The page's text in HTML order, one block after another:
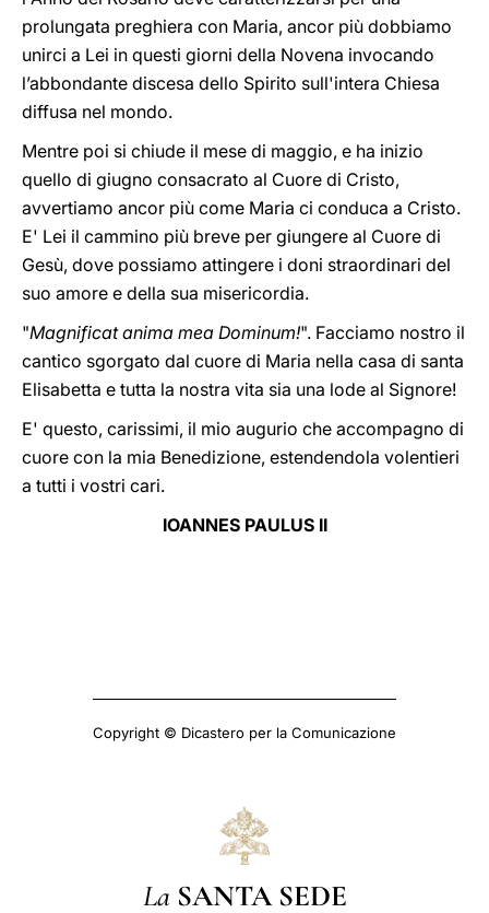
prolungata preghiera con Maria, ancor più dobbiamo
unirci a Lei in questi giorni della Novena invocando
l’abbondante discesa dello Spirito sull'intera Chiesa
diffusa nel mondo.
Mentre poi si chiude il mese di maggio, e ha inizio
quello di giugno consacrato al Cuore di Cristo,
avvertiamo ancor più come Maria ci conduca a Cristo.
E' Lei il cammino più breve per giungere al Cuore di
Gesù, dove possiamo attingere i doni straordinari del
suo amore e della sua misericordia.
"Magnificat anima mea Dominum!". Facciamo nostro il
cantico sgorgato dal cuore di Maria nella casa di santa
Elisabetta e tutta la nostra vita sia una lode al Signore!
E' questo, carissimi, il mio augurio che accompagno di
cuore con la mia Benedizione, estendendola volentieri
a tutti i vostri cari.
IOANNES PAULUS II
Copyright © Dicastero per la Comunicazione
La SANTA SEDE